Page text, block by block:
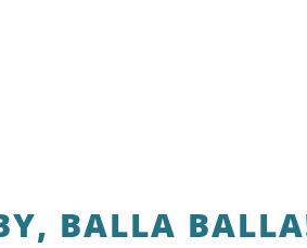
BALLA